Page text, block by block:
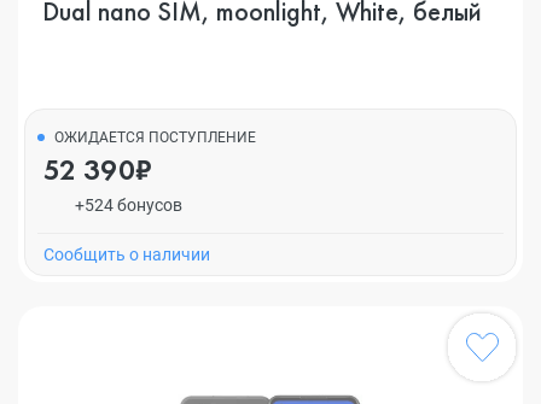
Dual nano SIM, moonlight, White, белый
ОЖИДАЕТСЯ ПОСТУПЛЕНИЕ
52 390₽
+524 бонусов
Cообщить о наличии